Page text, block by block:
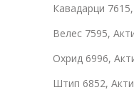
Кавадарци
Велес 7595,
Охрид 6996,
Штип 6852,